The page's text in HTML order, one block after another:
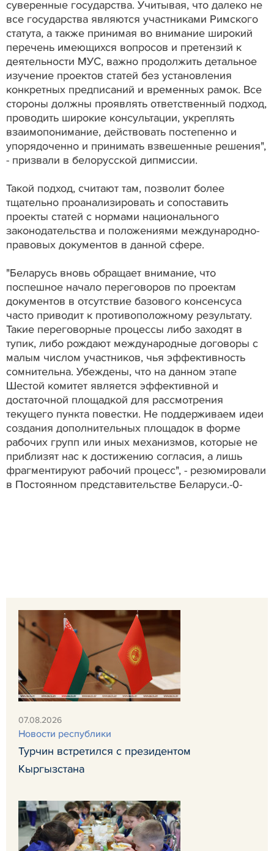
суверенные государства. Учитывая, что далеко не
все государства являются участниками Римского
статута, а также принимая во внимание широкий
перечень имеющихся вопросов и претензий к
деятельности МУС, важно продолжить детальное
изучение проектов статей без установления
конкретных предписаний и временных рамок. Все
стороны должны проявлять ответственный подход,
проводить широкие консультации, укреплять
взаимопонимание, действовать постепенно и
упорядоченно и принимать взвешенные решения",
- призвали в белорусской дипмиссии.
Такой подход, считают там, позволит более
тщательно проанализировать и сопоставить
проекты статей с нормами национального
законодательства и положениями международно-
правовых документов в данной сфере.
"Беларусь вновь обращает внимание, что
поспешное начало переговоров по проектам
документов в отсутствие базового консенсуса
часто приводит к противоположному результату.
Такие переговорные процессы либо заходят в
тупик, либо рождают международные договоры с
малым числом участников, чья эффективность
сомнительна. Убеждены, что на данном этапе
Шестой комитет является эффективной и
достаточной площадкой для рассмотрения
текущего пункта повестки. Не поддерживаем идеи
создания дополнительных площадок в форме
рабочих групп или иных механизмов, которые не
приблизят нас к достижению согласия, а лишь
фрагментируют рабочий процесс", - резюмировали
в Постоянном представительстве Беларуси.-0-
07.08.2026
Новости республики
Турчин встретился с президентом
Кыргызстана